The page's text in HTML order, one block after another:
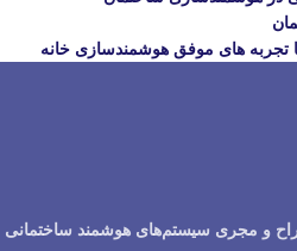
تجربه‌ های موفق هوشمندسازی خانه
و مجری سیستم‌های هوشمند ساختمانی